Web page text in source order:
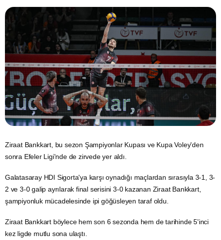
Ziraat Bankkart, bu sezon Şampiyonlar Kupası ve Kupa Voley'den
sonra Efeler Ligi'nde de zirvede yer aldı.
GalatasarayHDI Sigorta'ya karşı oynadığı maçlardan sırasıyla 3-1, 3-
2 ve 3-0 galip ayrılarak final serisini 3-0 kazanan Ziraat Bankkart,
şampiyonluk mücadelesinde ipi göğüsleyen taraf oldu.
Ziraat Bankkart böylece hem son 6 sezonda hem de tarihinde 5'inci
kez ligde mutlu sona ulaştı.